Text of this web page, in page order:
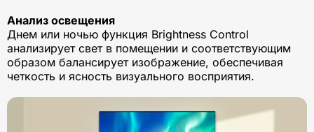
Анализ освещения
Днем или ночью функция Brightness Control
анализирует свет в помещении и соответствующим
образом балансирует изображение, обеспечивая
четкость и ясность визуального восприятия.